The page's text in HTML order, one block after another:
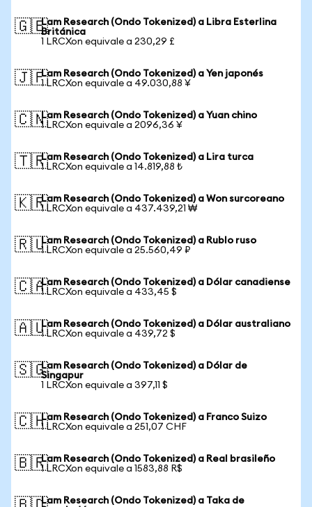
🇬🇧Lam Research (Ondo Tokenized) a Libra Esterlina
Británica
1 LRCXon equivale a 230,29 £
🇯🇵Lam Research (Ondo Tokenized) a Yen japonés
1 LRCXon equivale a 49.030,88 ¥
🇨🇳Lam Research (Ondo Tokenized) a Yuan chino
1 LRCXon equivale a 2096,36 ¥
🇹🇷Lam Research (Ondo Tokenized) a Lira turca
1 LRCXon equivale a 14.819,88 ₺
🇰🇷Lam Research (Ondo Tokenized) a Won surcoreano
1 LRCXon equivale a 437.439,21 ₩
🇷🇺Lam Research (Ondo Tokenized) a Rublo ruso
1 LRCXon equivale a 25.560,49 ₽
🇨🇦Lam Research (Ondo Tokenized) a Dólar canadiense
1 LRCXon equivale a 433,45 $
🇦🇺Lam Research (Ondo Tokenized) a Dólar australiano
1 LRCXon equivale a 439,72 $
🇸🇬Lam Research (Ondo Tokenized) a Dólar de
Singapur
1 LRCXon equivale a 397,11 $
🇨🇭Lam Research (Ondo Tokenized) a Franco Suizo
1 LRCXon equivale a 251,07 CHF
🇧🇷Lam Research (Ondo Tokenized) a Real brasileño
1 LRCXon equivale a 1583,88 R$
Lam Research (Ondo Tokenized) a Taka de